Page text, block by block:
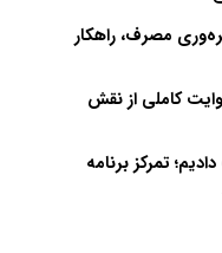
مصرف، راهکار
کاملی از نقش
تمرکز برنامه